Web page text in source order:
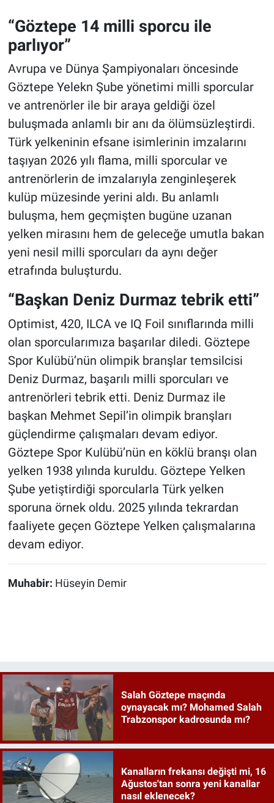
“Göztepe 14 milli sporcu ile
parlıyor”
Avrupa ve Dünya Şampiyonaları öncesinde
Göztepe Yelekn Şube yönetimi milli sporcular
ve antrenörler ile bir araya geldiği özel
buluşmada anlamlı bir anı da ölümsüzleştirdi.
Türk yelkeninin efsane isimlerinin imzalarını
taşıyan 2026 yılı flama, milli sporcular ve
antrenörlerin de imzalarıyla zenginleşerek
kulüp müzesinde yerini aldı. Bu anlamlı
buluşma, hem geçmişten bugüne uzanan
yelken mirasını hem de geleceğe umutla bakan
yeni nesil milli sporcuları da aynı değer
etrafında buluşturdu.
“Başkan Deniz Durmaz tebrik etti”
Optimist, 420, ILCA ve IQ Foil sınıflarında milli
olan sporcularımıza başarılar diledi. Göztepe
Spor Kulübü’nün olimpik branşlar temsilcisi
Deniz Durmaz, başarılı milli sporcuları ve
antrenörleri tebrik etti. Deniz Durmaz ile
başkan Mehmet Sepil’in olimpik branşları
güçlendirme çalışmaları devam ediyor.
Göztepe Spor Kulübü’nün en köklü branşı olan
yelken 1938 yılında kuruldu. Göztepe Yelken
Şube yetiştirdiği sporcularla Türk yelken
sporuna örnek oldu. 2025 yılında tekrardan
faaliyete geçen Göztepe Yelken çalışmalarına
devam ediyor.
Muhabir: Hüseyin Demir
Salah Göztepe maçında
oynayacak mı? Mohamed Salah
Trabzonspor kadrosunda mı?
Kanalların frekansı değişti mi, 16
Ağustos'tan sonra yeni kanallar
nasıl eklenecek?